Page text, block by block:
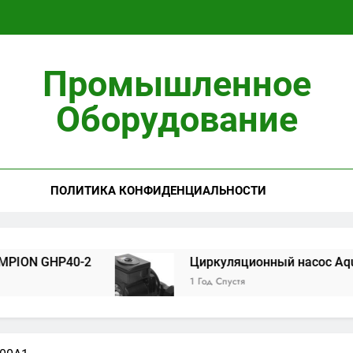
Промышленное
Оборудование
ПОЛИТИКА КОНФИДЕНЦИАЛЬНОСТИ
2 Циркуляционный насос Aquario 14-
1 Год Спустя